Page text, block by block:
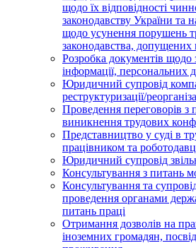
щодо їх відповідності
законодавству України та
щодо усунення порушень
законодавства, допущених
Розробка документів щодо
інформації, персональних
Юридичний супровід
реструктуризації/
Проведення переговорів з
виникнення трудових
Представництво у суді в
працівником та
Юридичний супровід
Консультування з питань
Консультування та
проведення органами
питань праці
Отримання дозволів на
іноземних громадян,